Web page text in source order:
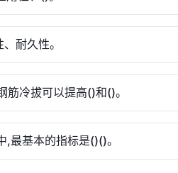
耐久性。
冷拔可以提高()和()。
最基本的指标是()()。